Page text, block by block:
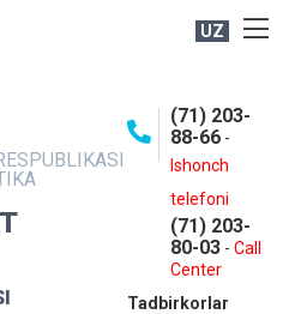
UZ
(71) 203-
88-66 -
Ishonch
telefoni
(71) 203-
80-03 - Call
Center
Tadbirkorlar
XIZMATLAR
XIZMATI